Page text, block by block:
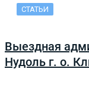
СТАТЬИ
Выездная
Нудоль г. о.